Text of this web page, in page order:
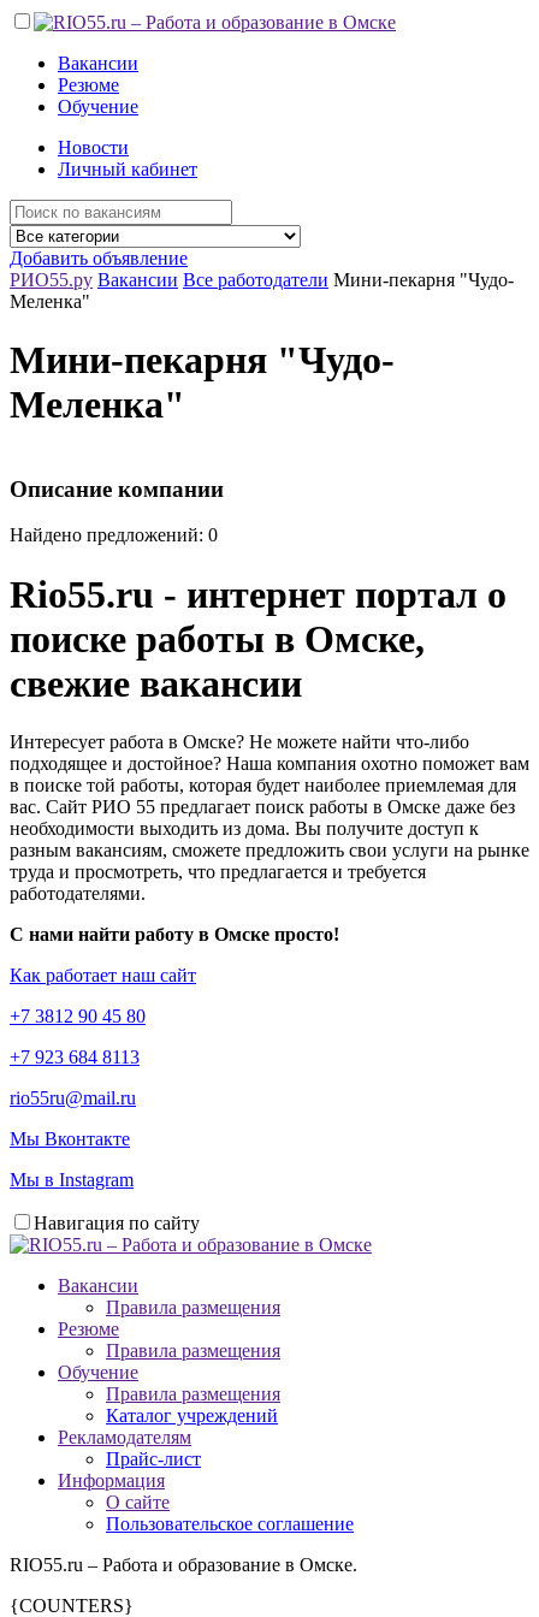
Вакансии
Резюме
Обучение
Новости
Личный кабинет
Добавить объявление
РИО55.ру Вакансии Все работодатели Мини-пекарня "Чудо-
Меленка"
Мини-пекарня "Чудо-
Меленка"
Описание компании
Найдено предложений: 0
Rio55.ru - интернет портал о
поиске работы в Омске,
свежие вакансии
Интересует работа в Омске? Не можете найти что-либо
подходящее и достойное? Наша компания охотно поможет вам
в поиске той работы, которая будет наиболее приемлемая для
вас. Сайт РИО 55 предлагает поиск работы в Омске даже без
необходимости выходить из дома. Вы получите доступ к
разным вакансиям, сможете предложить свои услуги на рынке
труда и просмотреть, что предлагается и требуется
работодателями.
С нами найти работу в Омске просто!
Как работает наш сайт
+7 3812 90 45 80
+7 923 684 8113
rio55ru@mail.ru
Мы Вконтакте
Мы в Instagram
Навигация по сайту
Вакансии
Правила размещения
Резюме
Правила размещения
Обучение
Правила размещения
Каталог учреждений
Рекламодателям
Прайс-лист
Информация
О сайте
Пользовательское соглашение
RIO55.ru – Работа и образование в Омске.
{COUNTERS}